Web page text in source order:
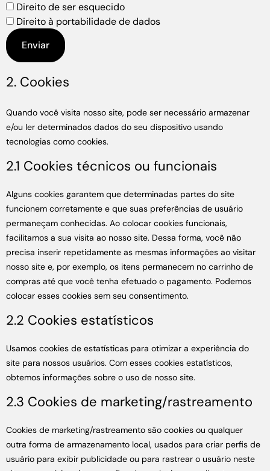
Direito de ser esquecido
Direito à portabilidade de dados
2. Cookies
Quando você visita nosso site, pode ser necessário armazenar
e/ou ler determinados dados do seu dispositivo usando
tecnologias como cookies.
2.1 Cookies técnicos ou funcionais
Alguns cookies garantem que determinadas partes do site
funcionem corretamente e que suas preferências de usuário
permaneçam conhecidas. Ao colocar cookies funcionais,
facilitamos a sua visita ao nosso site. Dessa forma, você não
precisa inserir repetidamente as mesmas informações ao visitar
nosso site e, por exemplo, os itens permanecem no carrinho de
compras até que você tenha efetuado o pagamento. Podemos
colocar esses cookies sem seu consentimento.
2.2 Cookies estatísticos
Usamos cookies de estatísticas para otimizar a experiência do
site para nossos usuários. Com esses cookies estatísticos,
obtemos informações sobre o uso de nosso site.
2.3 Cookies de marketing/rastreamento
Cookies de marketing/rastreamento são cookies ou qualquer
outra forma de armazenamento local, usados para criar perfis de
usuário para exibir publicidade ou para rastrear o usuário neste